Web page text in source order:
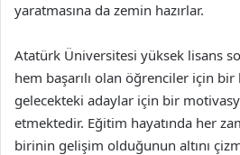
yaratmasına da zemin hazırlar.
Atatürk Üniversitesi yüksek lisans
hem başarılı olan öğrenciler için
gelecekteki adaylar için bir
etmektedir. Eğitim hayatında her
birinin gelişim olduğunun altını